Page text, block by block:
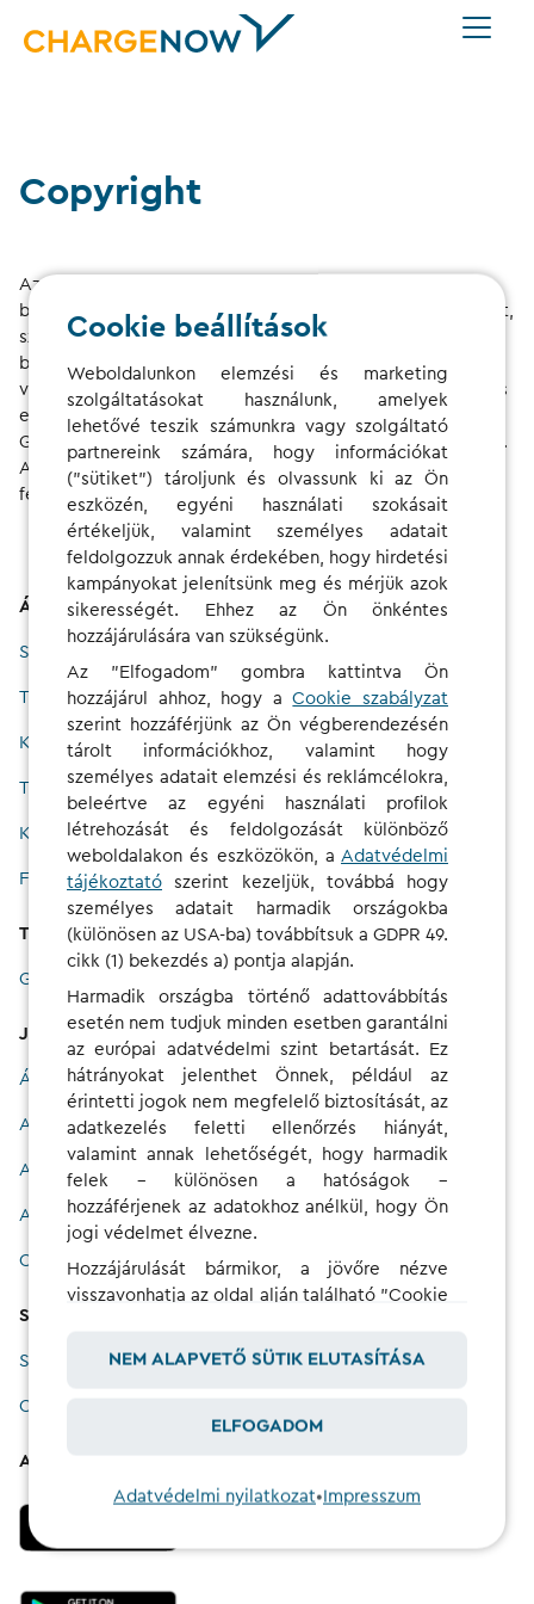
Copyright
Az ezen a weboldalon elérhető tartalmak és adatok,
beleértve, de nem kizárólag, a hasznos helyek (POI) adatait,
szerzői jogi és adatbázis-jogok oltalmát élvezik. Az adatok
bármilyen automatikus kinyerése, scraping-je, crawling-ja
vagy rendszeres visszakeresése erről a weboldalról – teljes
egészében vagy részben – a Digital Charging Solutions
GmbH előzetes írásbeli hozzájárulása nélkül szigorúan tilos.
A jogsértések polgári jogi és/vagy büntetőjogi
felelősséget vonhatnak maguk után.
Áttekintés
Szolgáltatás
Tarifák
Kiemelt témák
Térkép
Kutatócsoport
Flotta
Támogatás
GYIK és támogatás
Jogi rendelkezések
Általános szerződési feltételek
Adatvédelem
A weboldalról
Accessibility Statement
Copyright
Sütik
Sütikre vonatkozó tájékoztató
Cookie beállítások
Alkalmazás letöltése
Cookie beállítások
Weboldalunkon elemzési és marketing
szolgáltatásokat használunk, amelyek
lehetővé teszik számunkra vagy szolgáltató
partnereink számára, hogy információkat
("sütiket") tároljunk és olvassunk ki az Ön
eszközén, egyéni használati szokásait
értékeljük, valamint személyes adatait
feldolgozzuk annak érdekében, hogy hirdetési
kampányokat jelenítsünk meg és mérjük azok
sikerességét. Ehhez az Ön önkéntes
hozzájárulására van szükségünk.
Az "Elfogadom" gombra kattintva Ön
hozzájárul ahhoz, hogy aCookie szabályzat
szerint hozzáférjünk az Ön végberendezésén
tárolt információkhoz, valamint hogy
személyes adatait elemzési és reklámcélokra,
beleértve az egyéni használati profilok
létrehozását és feldolgozását különböző
weboldalakon és eszközökön, a Adatvédelmi
tájékoztató szerint kezeljük, továbbá hogy
személyes adatait harmadik országokba
(különösen az USA-ba) továbbítsuk a GDPR 49.
cikk (1) bekezdés a) pontja alapján.
Harmadik országba történő adattovábbítás
esetén nem tudjuk minden esetben garantálni
az európai adatvédelmi szint betartását. Ez
hátrányokat jelenthet Önnek, például az
érintetti jogok nem megfelelő biztosítását, az
adatkezelés feletti ellenőrzés hiányát,
valamint annak lehetőségét, hogy harmadik
felek – különösen a hatóságok –
hozzáférjenek az adatokhoz anélkül, hogy Ön
jogi védelmet élvezne.
Hozzájárulását bármikor, a jövőre nézve
visszavonhatja az oldal alján található "Cookie
NEM ALAPVETŐ SÜTIK ELUTASÍTÁSA
ELFOGADOM
Adatvédelmi nyilatkozat• Impresszum